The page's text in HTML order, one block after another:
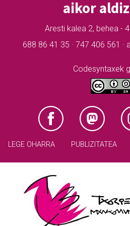
aikor
Aresti kalea 2, behea -
688 86 41 35 · 747 406 561
Codesyntaxek
LEGE OHARRA PUBLIZITATEA